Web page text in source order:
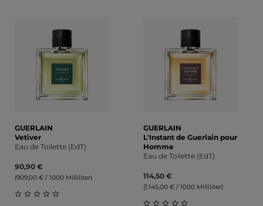
GUERLAIN
Vetiver
Eau de Toilette (EdT)
90,90 €
(909,00 € / 1000 Milliliter)
GUERLAIN
L'Instant de Guerlain pour
Homme
Eau de Toilette (EdT)
114,50 €
(1.145,00 € / 1000 Milliliter)